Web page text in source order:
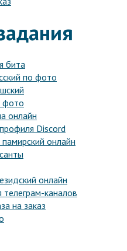
бита
по фото
фото
онлайн
Discord
онлайн
онлайн
каналов
на заказ